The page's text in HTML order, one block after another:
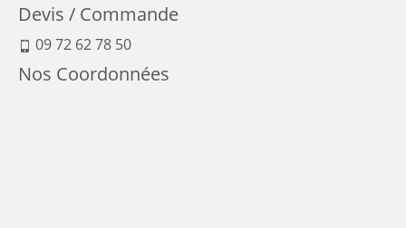
Devis / Commande
09 72 62 78 50
Nos Coordonnées